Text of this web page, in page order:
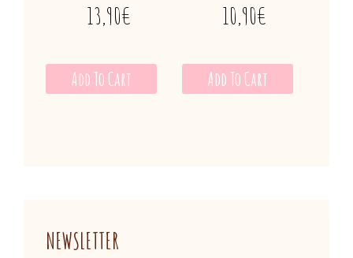
13,90€
Add To Cart
10,90€
Add To Cart
NEWSLETTER